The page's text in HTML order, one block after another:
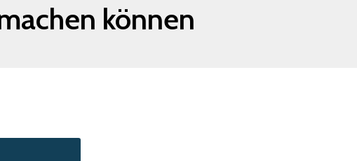
können